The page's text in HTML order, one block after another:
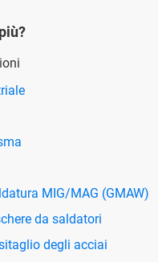
MIG/MAG (GMAW)
da saldatori
degli acciai